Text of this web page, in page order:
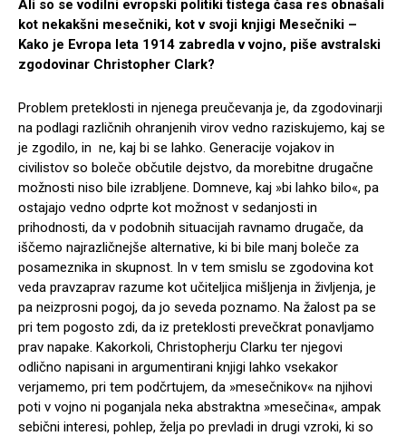
Ali so se vodilni evropski politiki tistega časa res obnašali
kot nekakšni mesečniki, kot v svoji knjigi Mesečniki –
Kako je Evropa leta 1914 zabredla v vojno, piše avstralski
zgodovinar Christopher Clark?
Problem preteklosti in njenega preučevanja je, da zgodovinarji
na podlagi različnih ohranjenih virov vedno raziskujemo, kaj se
je zgodilo, in ne, kaj bi se lahko. Generacije vojakov in
civilistov so boleče občutile dejstvo, da morebitne drugačne
možnosti niso bile izrabljene. Domneve, kaj »bi lahko bilo«, pa
ostajajo vedno odprte kot možnost v sedanjosti in
prihodnosti, da v podobnih situacijah ravnamo drugače, da
iščemo najrazličnejše alternative, ki bi bile manj boleče za
posameznika in skupnost. In v tem smislu se zgodovina kot
veda pravzaprav razume kot učiteljica mišljenja in življenja, je
pa neizprosni pogoj, da jo seveda poznamo. Na žalost pa se
pri tem pogosto zdi, da iz preteklosti prevečkrat ponavljamo
prav napake. Kakorkoli, Christopherju Clarku ter njegovi
odlično napisani in argumentirani knjigi lahko vsekakor
verjamemo, pri tem podčrtujem, da »mesečnikov« na njihovi
poti v vojno ni poganjala neka abstraktna »mesečina«, ampak
sebični interesi, pohlep, želja po prevladi in drugi vzroki, ki so